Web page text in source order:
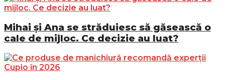
Mihai și Ana se străduiesc să găsească o
cale de mijloc. Ce decizie au luat?